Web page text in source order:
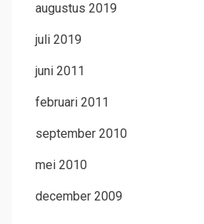
augustus 2019
juli 2019
juni 2011
februari 2011
september 2010
mei 2010
december 2009